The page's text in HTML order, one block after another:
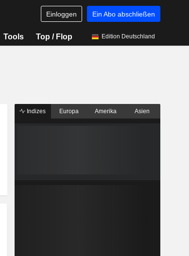
Einloggen Ein Abo abschließen
Tools Top / Flop Edition Deutschland
Indizes Europa Amerika Asien